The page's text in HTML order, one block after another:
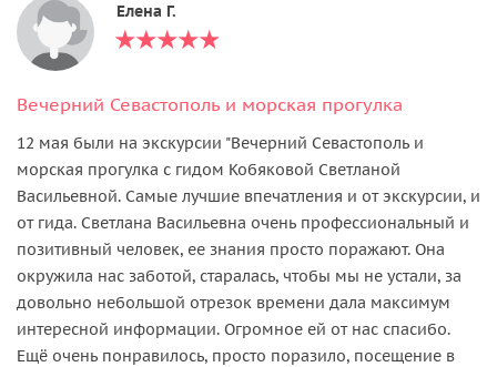
Елена Г.
Вечерний Севастополь и морская прогулка
12 мая были на экскурсии "Вечерний Севастополь и
морская прогулка с гидом Кобяковой Светланой
Васильевной. Самые лучшие впечатления и от экскурсии, и
от гида. Светлана Васильевна очень профессиональный и
позитивный человек, ее знания просто поражают. Она
окружила нас заботой, старалась, чтобы мы не устали, за
довольно небольшой отрезок времени дала максимум
интересной информации. Огромное ей от нас спасибо.
Ещё очень понравилось, просто поразило, посещение в